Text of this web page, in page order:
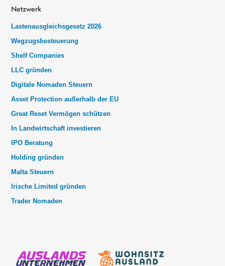
Netzwerk
Lastenausgleichsgesetz 2026
Wegzugsbesteuerung
Shelf Companies
LLC gründen
Digitale Nomaden Steuern
Asset Protection außerhalb der EU
Great Reset Vermögen schützen
In Landwirtschaft investieren
IPO Beratung
Holding gründen
Malta Steuern
Irische Limited gründen
Trader Nomaden